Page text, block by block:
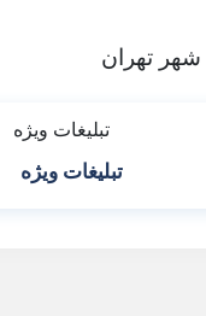
شهر تهران
تبلیغات ویژه